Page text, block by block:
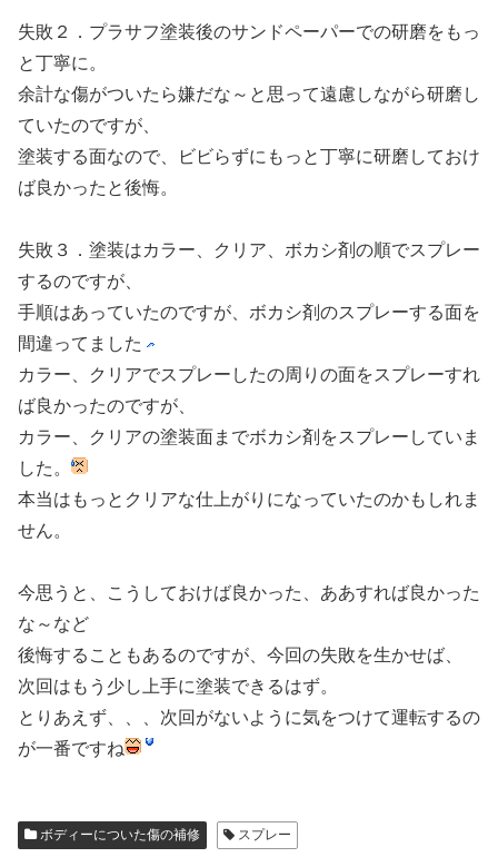
失敗２．プラサフ塗装後のサンドペーパーでの研磨をもっ
と丁寧に。
余計な傷がついたら嫌だな～と思って遠慮しながら研磨し
ていたのですが、
塗装する面なので、ビビらずにもっと丁寧に研磨しておけ
ば良かったと後悔。
失敗３．塗装はカラー、クリア、ボカシ剤の順でスプレー
するのですが、
手順はあっていたのですが、ボカシ剤のスプレーする面を
間違ってました
カラー、クリアでスプレーしたの周りの面をスプレーすれ
ば良かったのですが、
カラー、クリアの塗装面までボカシ剤をスプレーしていま
した。
本当はもっとクリアな仕上がりになっていたのかもしれま
せん。
今思うと、こうしておけば良かった、ああすれば良かった
な～など
後悔することもあるのですが、今回の失敗を生かせば、
次回はもう少し上手に塗装できるはず。
とりあえず、、、次回がないように気をつけて運転するの
が一番ですね
ボディーについた傷の補修 スプレー